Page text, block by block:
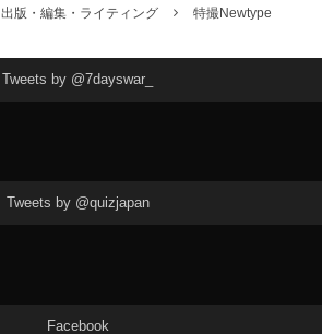
出版・編集・ライティング 特撮Newtype
Tweets by @7dayswar_
Tweets by @quizjapan
Facebook